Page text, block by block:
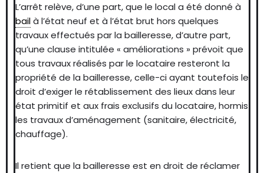
L’arrêt relève, d’une part, que le local a été donné à
bailà l’état neuf et à l’état brut hors quelques
travaux effectués par la bailleresse, d’autre part,
qu’une clause intitulée « améliorations » prévoit que
tous travaux réalisés par le locataire resteront la
propriété de la bailleresse, celle-ci ayant toutefois le
droit d’exiger le rétablissement des lieux dans leur
état primitif et aux frais exclusifs du locataire, hormis
les travaux d’aménagement (sanitaire, électricité,
chauffage).
Il retient que la bailleresse est en droit de réclamer